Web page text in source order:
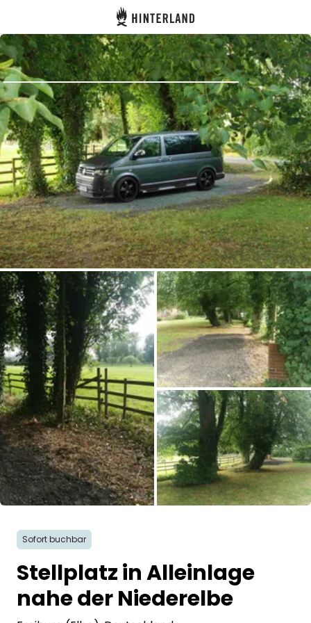
Hinterland
Anmelden
Registrieren
Gastgeber werden
Zelt- & Stellplätze
Unterkünfte
Routen
Frag Howdy
Fotoinspiration
Tipps & Inspiration
Stories
Gutscheine
Shop
Kontakt
Select language
Sofort buchbar
Stellplatz in Alleinlage
nahe der Niederelbe